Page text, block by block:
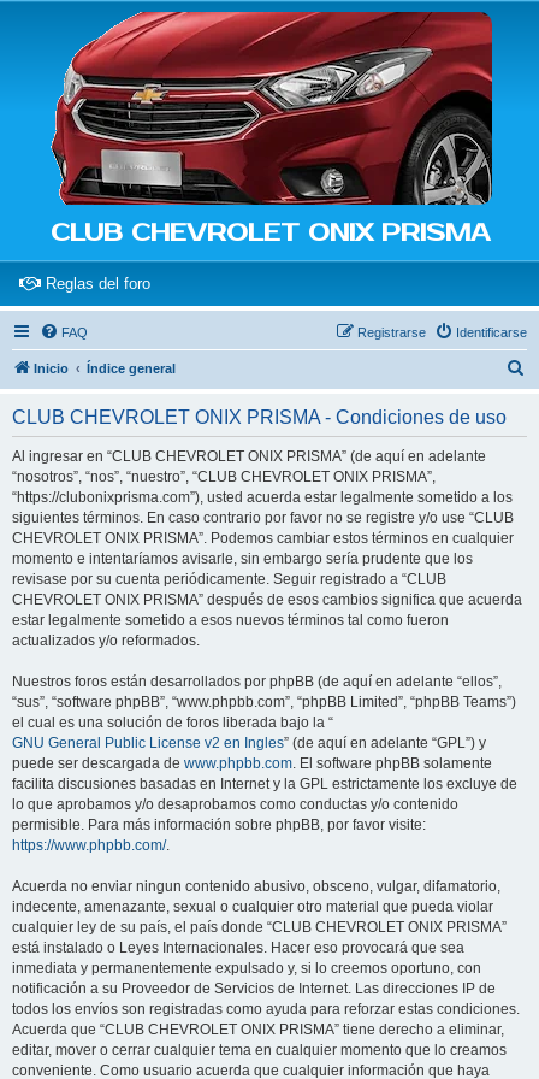
CLUB CHEVROLET ONIX PRISMA
Reglas del foro(Opens a new tab)
FAQ Identificarse
Registrarse
Inicio Índice general
CLUB CHEVROLET ONIX PRISMA - Condiciones de uso
Al ingresar en “CLUB CHEVROLET ONIX PRISMA” (de aquí en adelante
“nosotros”, “nos”, “nuestro”, “CLUB CHEVROLET ONIX PRISMA”,
“https://clubonixprisma.com”), usted acuerda estar legalmente sometido a los
siguientes términos. En caso contrario por favor no se registre y/o use “CLUB
CHEVROLET ONIX PRISMA”. Podemos cambiar estos términos en cualquier
momento e intentaríamos avisarle, sin embargo sería prudente que los
revisase por su cuenta periódicamente. Seguir registrado a “CLUB
CHEVROLET ONIX PRISMA” después de esos cambios significa que acuerda
estar legalmente sometido a esos nuevos términos tal como fueron
actualizados y/o reformados.
Nuestros foros están desarrollados por phpBB (de aquí en adelante “ellos”,
“sus”, “software phpBB”, “www.phpbb.com”, “phpBB Limited”, “phpBB Teams”)
el cual es una solución de foros liberada bajo la “
GNU General Public License v2 en Ingles” (de aquí en adelante “GPL”) y
puede ser descargada de www.phpbb.com. El software phpBB solamente
facilita discusiones basadas en Internet y la GPL estrictamente los excluye de
lo que aprobamos y/o desaprobamos como conductas y/o contenido
permisible. Para más información sobre phpBB, por favor visite:
https://www.phpbb.com/.
Acuerda no enviar ningun contenido abusivo, obsceno, vulgar, difamatorio,
indecente, amenazante, sexual o cualquier otro material que pueda violar
cualquier ley de su país, el país donde “CLUB CHEVROLET ONIX PRISMA”
está instalado o Leyes Internacionales. Hacer eso provocará que sea
inmediata y permanentemente expulsado y, si lo creemos oportuno, con
notificación a su Proveedor de Servicios de Internet. Las direcciones IP de
todos los envíos son registradas como ayuda para reforzar estas condiciones.
Acuerda que “CLUB CHEVROLET ONIX PRISMA” tiene derecho a eliminar,
editar, mover o cerrar cualquier tema en cualquier momento que lo creamos
conveniente. Como usuario acuerda que cualquier información que haya